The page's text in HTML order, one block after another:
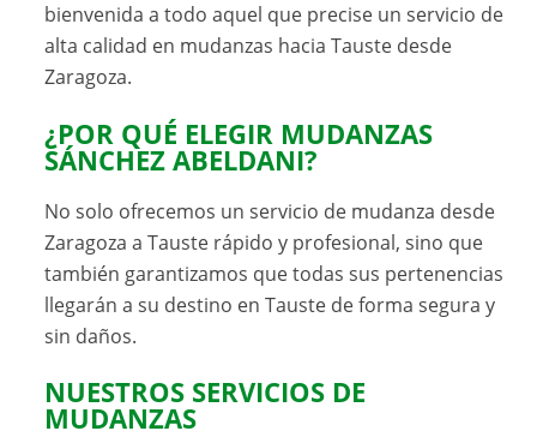
bienvenida a todo aquel que precise un servicio de
alta calidad en mudanzas hacia Tauste desde
Zaragoza.
¿POR QUÉ ELEGIR MUDANZAS
SÁNCHEZ ABELDANI?
No solo ofrecemos un servicio de mudanza desde
Zaragoza a Tauste rápido y profesional, sino que
también garantizamos que todas sus pertenencias
llegarán a su destino en Tauste de forma segura y
sin daños.
NUESTROS SERVICIOS DE
MUDANZAS